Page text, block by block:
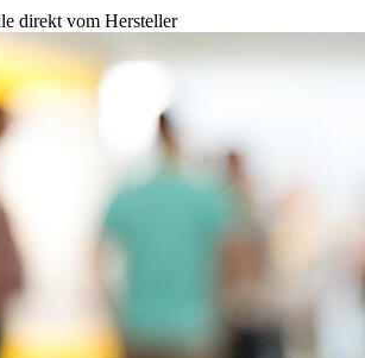
direkt vom Hersteller